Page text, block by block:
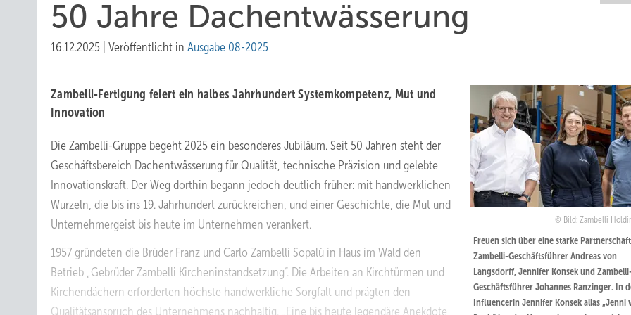
50 Jahre Dachentwässerung
16.12.2025 Veröffentlicht in Ausgabe 08-2025
Bild: Zambelli
Freuen sich über eine starke
Zambelli-Geschäftsführer Andreas von
Langsdorff, Jennifer Konsek und Zambelli-
Geschäftsführer Johannes Ranzinger. In
Influencerin Jennifer Konsek alias „Jenni
Zambelli-Fertigung feiert ein halbes Jahrhundert Systemkompetenz, Mut und
Innovation
Die Zambelli-Gruppe begeht 2025 ein besonderes Jubiläum. Seit 50 Jahren steht der
Geschäftsbereich Dachentwässerung für Qualität, technische Präzision und gelebte
Innovationskraft. Der Weg dorthin begann jedoch deutlich früher: mit handwerklichen
Wurzeln, die bis ins 19. Jahrhundert zurückreichen, und einer Geschichte, die Mut und
Unternehmergeist bis heute im Unternehmen verankert.
1957 gründeten die Brüder Franz und Carlo Zambelli Sopalù in Haus im Wald den
Betrieb „Gebrüder Zambelli Kircheninstandsetzung“. Die Arbeiten an Kirchtürmen und
Kirchendächern erforderten höchste handwerkliche Sorgfalt und prägten den
Qualitätsanspruch des Unternehmens nachhaltig. „Eine bis heute legendäre Anekdote